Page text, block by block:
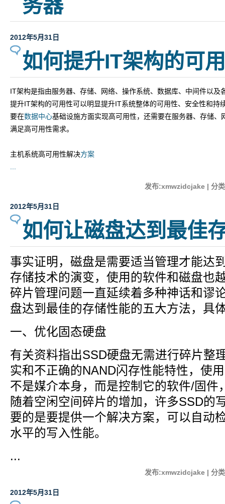
务器
2012年5月31日
如何提升IT架构的可
IT架构是指由服务器、存储、网络、操作系统、数据库、中间件以及
提升IT架构的可用性可以明显提升IT系统整体的可用性、安全性和持
要在数据中心基础设施方面实现高可用性，还需要在服务器、存储
满足高可用性需求。
主机系统高可用性解决方案
发布:xmwzidcjake | 分
2012年5月31日
如何让磁盘达到最佳
事实证明，磁盘是需要适当管理才能达
存储技术的演变，使用的软件和磁盘也
碎片管理问题一直延续着多种神话和谬
盘达到最佳的存储性能的五大方法，具
一、优化固态硬盘
有关资料指出SSD硬盘无需进行碎片整
实和不正确的NAND闪存性能特性，使
不是媒介本身，而是控制它的软件/固件
随着空闲空间碎片的增加，许多SSD的
要的是要提供一个解决方案，可以自动
水平的写入性能。
...
发布:xmwzidcjake | 分
2012年5月31日